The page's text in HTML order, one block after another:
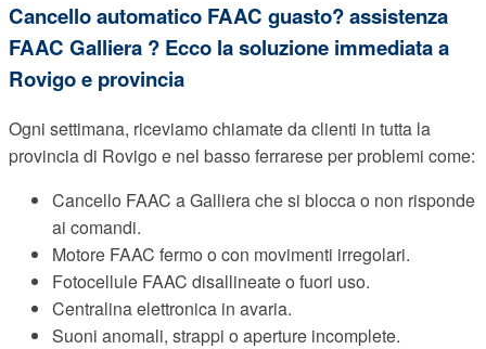
Cancello automatico FAAC guasto? assistenza
FAAC Galliera ? Ecco la soluzione immediata a
Rovigo e provincia
Ogni settimana, riceviamo chiamate da clienti in tutta la
provincia di Rovigo e nel basso ferrarese per problemi come:
Cancello FAAC a Galliera che si blocca o non risponde
ai comandi.
Motore FAAC fermo o con movimenti irregolari.
Fotocellule FAAC disallineate o fuori uso.
Centralina elettronica in avaria.
Suoni anomali, strappi o aperture incomplete.